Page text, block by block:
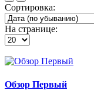
Сортировка:
На странице:
Обзор Первый